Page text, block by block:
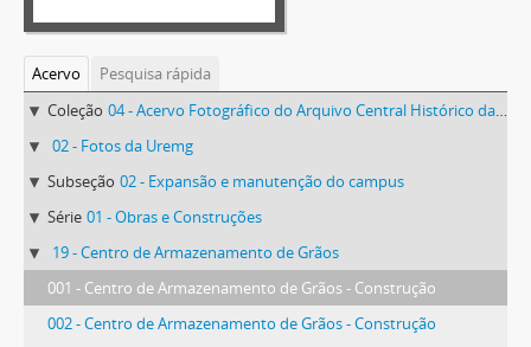
Acervo
Pesquisa rápida
Coleção 04 - Acervo Fotográfico do Arquivo Central Histórico da UFV
02 - Fotos da Uremg
Subseção 02 - Expansão e manutenção do campus
Série 01 - Obras e Construções
19 - Centro de Armazenamento de Grãos
001 - Centro de Armazenamento de Grãos - Construção
002 - Centro de Armazenamento de Grãos - Construção